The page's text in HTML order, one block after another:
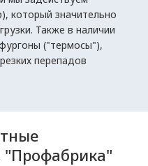
который значительно
Также в наличии
("термосы"),
перепадов